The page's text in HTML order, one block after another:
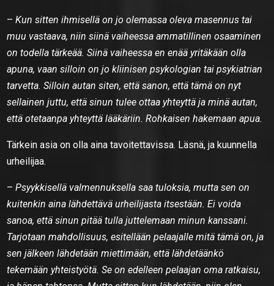
–Kun sitten ihmisellä on jo olemassa oleva masennus tai
muu vastaava, niin siinä vaiheessa ammatillinen osaaminen
on todella tärkeää. Siinä vaiheessa en enää yritäkään olla
apuna, vaan silloin on jo kliinisen psykologian tai psykiatrian
tarvetta. Silloin autan siten, että sanon, että tämä on nyt
sellainen juttu, että sinun tulee ottaa yhteyttä ja minä autan,
että otetaanpa yhteyttä lääkäriin. Rohkaisen hakemaan apua.
Tärkein asia on olla aina tavoitettavissa. Läsnä, ja kuunnella
urheilijaa.
–Psyykkisellä valmennuksella saa tuloksia, mutta sen on
kuitenkin aina lähdettävä urheilijasta itsestään. Ei voida
sanoa, että sinun pitää tulla juttelemaan minun kanssani.
Tarjotaan mahdollisuus, esitellään pelaajalle mitä tämä on, ja
sen jälkeen lähdetään miettimään, että lähdetäänkö
tekemään yhteistyötä. Se on edelleen pelaajan oma ratkaisu,